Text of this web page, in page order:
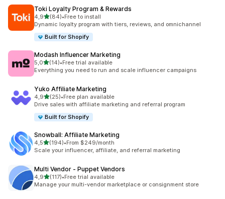
Toki Loyalty Program & Rewards
4,9/ 5 tähteä
(84)
84 arvostelua yhteensä
•Free to install
Dynamic loyalty program with tiers, reviews, and omnichannel
Built for Shopify
Modash Influencer Marketing
5,0/ 5 tähteä
(14)
14 arvostelua yhteensä
•Free trial available
Everything you need to run and scale influencer campaigns
Yuko Affiliate Marketing
4,9/ 5 tähteä
(25)
25 arvostelua yhteensä
•Free plan available
Drive sales with affiliate marketing and referral program
Built for Shopify
Snowball: Affiliate Marketing
4,5/ 5 tähteä
(194)
194 arvostelua yhteensä
•From $249/month
Scale your influencer, affiliate, and referral marketing
Multi Vendor ‑ Puppet Vendors
4,9/ 5 tähteä
(117)
117 arvostelua yhteensä
•Free trial available
Manage your multi-vendor marketplace or consignment store